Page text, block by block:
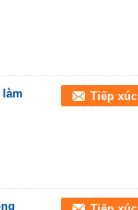
Tiếp xúc